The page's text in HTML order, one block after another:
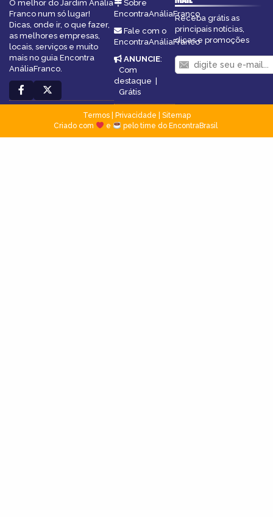
O melhor do Jardim Anália
Franco num só lugar!
Dicas, onde ir, o que fazer,
as melhores empresas,
locais, serviços e muito
mais no guia Encontra
AnáliaFranco.
Sobre
EncontraAnáliaFranco
Fale com o
EncontraAnáliaFranco
ANUNCIE:
Com
destaque
Grátis
Receba grátis as
principais notícias,
dicas e promoções
Termos| Privacidade
Sitemap
Criado com
e pelo time do EncontraBrasil